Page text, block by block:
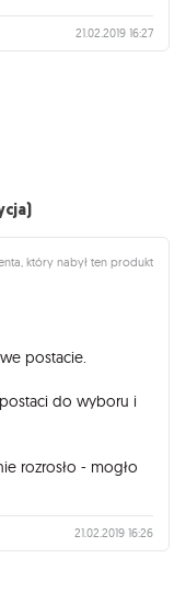
21.02.2019 16:27
który nabył ten produkt
postacie.
do wyboru i
rozrosło - mogło
21.02.2019 16:26